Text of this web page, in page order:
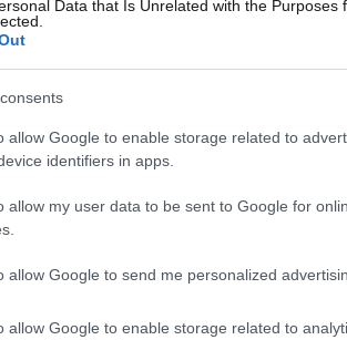
Data that Is Unrelated with the Purposes
allow Google to enable storage related to
identifiers in apps.
allow my user data to be sent to Google for
allow Google to send me personalized
allow Google to enable storage related to